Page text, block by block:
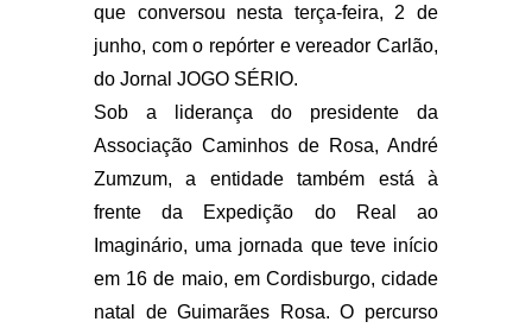
que conversou nesta terça-feira, 2 de
junho, com o repórter e vereador Carlão,
do Jornal JOGO SÉRIO.
Sob a liderança do presidente da
Associação Caminhos de Rosa, André
Zumzum, a entidade também está à
frente da Expedição do Real ao
Imaginário, uma jornada que teve início
em 16 de maio, em Cordisburgo, cidade
natal de Guimarães Rosa. O percurso